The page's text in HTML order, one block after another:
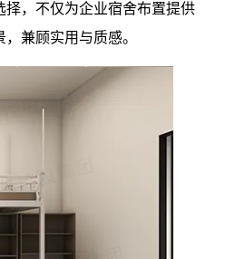
，不仅为企业宿舍布置提供
兼顾实用与质感。